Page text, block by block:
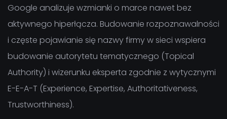
Google analizuje wzmianki o marce nawet bez
aktywnego hiperłącza. Budowanie rozpoznawalności
i częste pojawianie się nazwy firmy w sieci wspiera
budowanie autorytetu tematycznego (Topical
Authority) i wizerunku eksperta zgodnie z wytycznymi
E-E-A-T (Experience, Expertise, Authoritativeness,
Trustworthiness).